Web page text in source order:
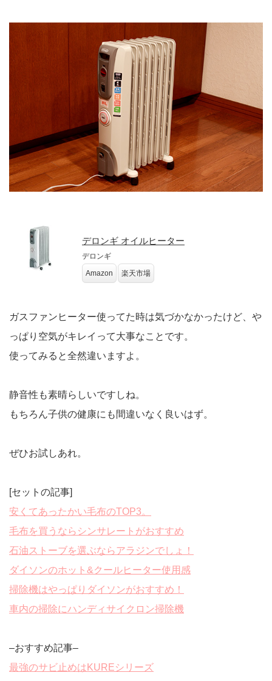
デロンギ オイルヒーター
デロンギ
Amazon
楽天市場
ガスファンヒーター使ってた時は気づかなかったけど、や
っぱり空気がキレイって大事なことです。
使ってみると全然違いますよ。
静音性も素晴らしいですしね。
もちろん子供の健康にも間違いなく良いはず。
ぜひお試しあれ。
[セットの記事]
安くてあったかい毛布のTOP3。
毛布を買うならシンサレートがおすすめ
石油ストーブを選ぶならアラジンでしょ！
ダイソンのホット&クールヒーター使用感
掃除機はやっぱりダイソンがおすすめ！
車内の掃除にハンディサイクロン掃除機
–おすすめ記事–
最強のサビ止めはKUREシリーズ